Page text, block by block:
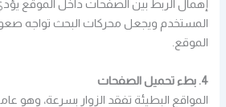
إهمال الربط بين الصفحات داخل الموقع
المستخدم ويجعل محركات البحث تواجه
الموقع.
4. بطء تحميل الصفحات
المواقع البطيئة تفقد الزوار بسرعة، وهو